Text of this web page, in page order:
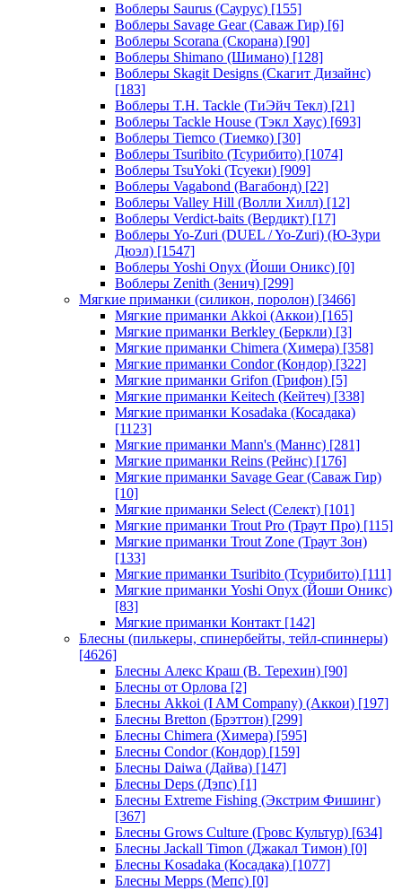
Воблеры Saurus (Саурус) [155]
Воблеры Savage Gear (Саваж Гир) [6]
Воблеры Scorana (Скорана) [90]
Воблеры Shimano (Шимано) [128]
Воблеры Skagit Designs (Скагит Дизайнс)
[183]
Воблеры T.H. Tackle (ТиЭйч Текл) [21]
Воблеры Tackle House (Тэкл Хаус) [693]
Воблеры Tiemco (Тиемко) [30]
Воблеры Tsuribito (Тсурибито) [1074]
Воблеры TsuYoki (Тсуеки) [909]
Воблеры Vagabond (Вагабонд) [22]
Воблеры Valley Hill (Волли Хилл) [12]
Воблеры Verdict-baits (Вердикт) [17]
Воблеры Yo-Zuri (DUEL / Yo-Zuri) (Ю-Зури
Дюэл) [1547]
Воблеры Yoshi Onyx (Йоши Оникс) [0]
Воблеры Zenith (Зенич) [299]
Мягкие приманки (силикон, поролон) [3466]
Мягкие приманки Akkoi (Аккои) [165]
Мягкие приманки Berkley (Беркли) [3]
Мягкие приманки Chimera (Химера) [358]
Мягкие приманки Condor (Кондор) [322]
Мягкие приманки Grifon (Грифон) [5]
Мягкие приманки Keitech (Кейтеч) [338]
Мягкие приманки Kosadaka (Косадака)
[1123]
Мягкие приманки Mann's (Маннс) [281]
Мягкие приманки Reins (Рейнс) [176]
Мягкие приманки Savage Gear (Саваж Гир)
[10]
Мягкие приманки Select (Селект) [101]
Мягкие приманки Trout Pro (Траут Про) [115]
Мягкие приманки Trout Zone (Траут Зон)
[133]
Мягкие приманки Tsuribito (Тсурибито) [111]
Мягкие приманки Yoshi Onyx (Йоши Оникс)
[83]
Мягкие приманки Контакт [142]
Блесны (пилькеры, спинербейты, тейл-спиннеры)
[4626]
Блесны Алекс Краш (В. Терехин) [90]
Блесны от Орлова [2]
Блесны Akkoi (I AM Company) (Аккои) [197]
Блесны Bretton (Брэттон) [299]
Блесны Chimera (Химера) [595]
Блесны Condor (Кондор) [159]
Блесны Daiwa (Дайва) [147]
Блесны Deps (Дэпс) [1]
Блесны Extreme Fishing (Экстрим Фишинг)
[367]
Блесны Grows Culture (Гровс Культур) [634]
Блесны Jackall Timon (Джакал Тимон) [0]
Блесны Kosadaka (Косадака) [1077]
Блесны Mepps (Мепс) [0]